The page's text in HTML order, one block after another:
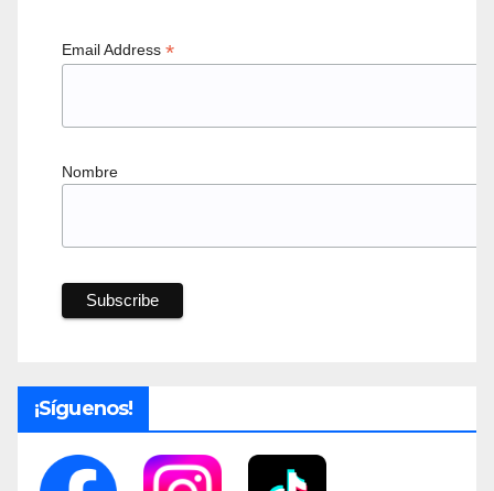
Email Address *
Nombre
¡Síguenos!